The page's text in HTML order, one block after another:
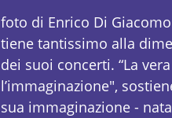
foto di Enrico Di Giacomo
tiene tantissimo alla
dei suoi concerti. “La
l’immaginazione",
sua immaginazione -